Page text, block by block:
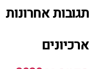
תגובות אחרונות
ארכיונים